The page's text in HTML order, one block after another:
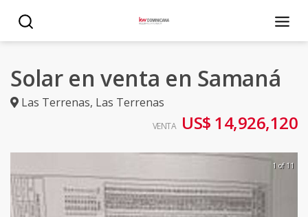
Solar en venta en Samaná
Las Terrenas, Las Terrenas
VENTA US$ 14,926,120
1 of 11